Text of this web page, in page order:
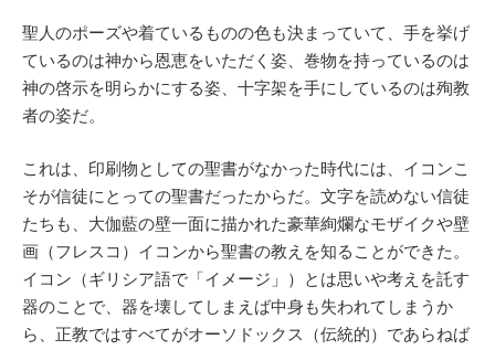
聖人のポーズや着ているものの色も決まっていて、手を挙げ
ているのは神から恩恵をいただく姿、巻物を持っているのは
神の啓示を明らかにする姿、十字架を手にしているのは殉教
者の姿だ。
これは、印刷物としての聖書がなかった時代には、イコンこ
そが信徒にとっての聖書だったからだ。文字を読めない信徒
たちも、大伽藍の壁一面に描かれた豪華絢爛なモザイクや壁
画（フレスコ）イコンから聖書の教えを知ることができた。
イコン（ギリシア語で「イメージ」）とは思いや考えを託す
器のことで、器を壊してしまえば中身も失われてしまうか
ら、正教ではすべてがオーソドックス（伝統的）であらねば